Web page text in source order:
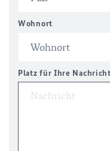
Wohnort
Platz für Ihre